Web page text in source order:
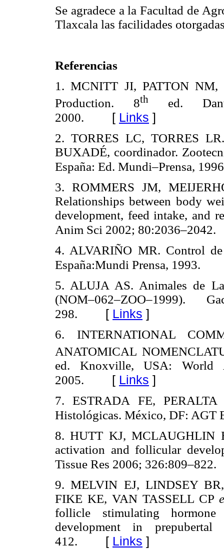
Se agradece a la Facultad de
Tlaxcala las facilidades
Referencias
1. MCNITT JI, PATTON NM,
Production. 8thed.
2000. [ Links ]
2. TORRES LC, TORRES
BUXADÉ, coordinador.
España: Ed. Mundi–Prensa,
3. ROMMERS JM,
Relationships between body
development, feed intake, and
Anim Sci 2002; 80:2036–2042.
4. ALVARIÑO MR. Control
España:Mundi Prensa, 1993.
5. ALUJA AS. Animales de
298. [ Links ]
6. INTERNATIONAL
ANATOMICAL
ed. Knoxville, USA: World
2005. [ Links ]
7. ESTRADA FE,
Histológicas. México, DF: AGT
8. HUTT KJ, MCLAUGHLIN
activation and follicular
Tissue Res 2006; 326:809–822.
9. MELVIN EJ, LINDSEY
FIKE KE, VAN TASSELL CP
follicle stimulating
development in
412. [ Links ]